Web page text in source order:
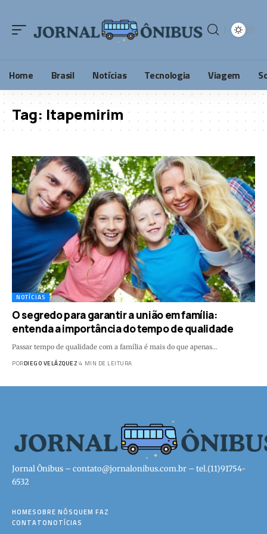
Home Brasil Notícias Tecnologia Viagem
Tag: Itapemirim
NOTÍCIAS
O segredo para garantir a união em família:
entenda a importância do tempo de qualidade
Passar tempo de qualidade com a família é mais do que apenas…
PORDIEGO VELÁZQUEZ 4 MIN DE LEITURA
Jornal Ônibus – contato@jornalonibus.com.br – tel.(11)91754-
6532
HOMESOBRE NÓSQUEM FAZ
CONTATONOTÍCIAS